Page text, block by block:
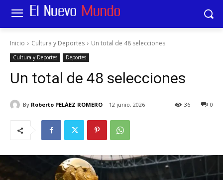
Inicio Cultura y Deportes Un total de 48 selecciones
Cultura y Deportes Deportes
Un total de 48 selecciones
By Roberto PELÁEZ ROMERO 12 junio, 2026 0
36